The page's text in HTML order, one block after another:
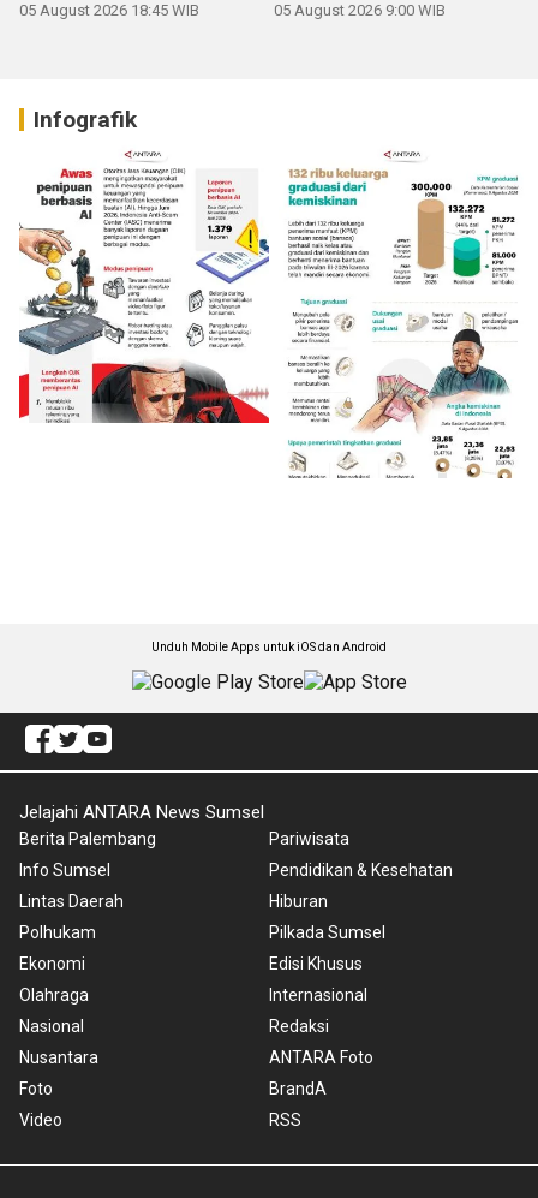
05 August 2026 18:45 WIB 05 August 2026 9:00 WIB
Infografik
Unduh Mobile Apps untuk iOS dan Android
Jelajahi ANTARA News Sumsel
Berita Palembang
Info Sumsel
Lintas Daerah
Polhukam
Ekonomi
Olahraga
Nasional
Nusantara
Foto
Video
Pariwisata
Pendidikan & Kesehatan
Hiburan
Pilkada Sumsel
Edisi Khusus
Internasional
Redaksi
ANTARA Foto
BrandA
RSS